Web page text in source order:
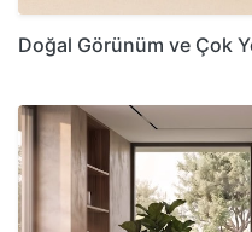
Doğal Görünüm ve Çok